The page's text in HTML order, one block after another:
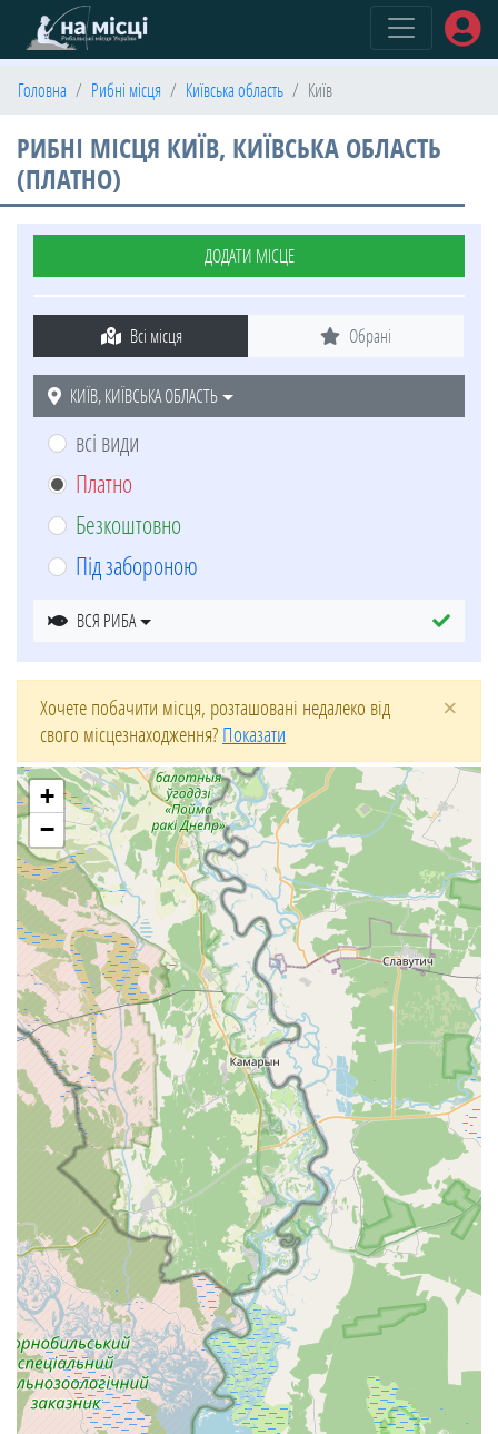
Головна Рибні місця Київська область Київ
РИБНІ МІСЦЯ КИЇВ, КИЇВСЬКА ОБЛАСТЬ
(ПЛАТНО)
ДОДАТИ МІСЦЕ
Всі місця Обрані
КИЇВ, КИЇВСЬКА ОБЛАСТЬ
всі види
Платно
Безкоштовно
Під забороною
ВСЯ РИБА
Хочете побачити місця, розташовані недалеко від
свого місцезнаходження?Показати
×
+
−